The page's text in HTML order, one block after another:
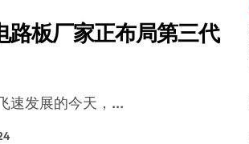
路板厂家正布局第三代
速发展的今天，...